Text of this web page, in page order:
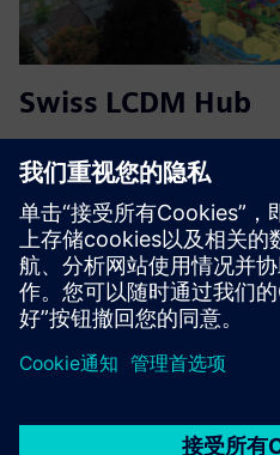
Swiss LCDM Hub
The platform helps orchestrate
systems (CDE, FM, ...) and
helps standardize and cleanse
了解更多信息